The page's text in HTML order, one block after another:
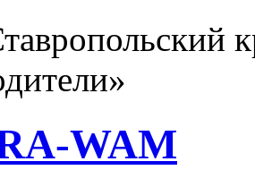
WAM